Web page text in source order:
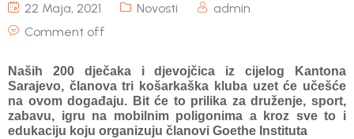
22 Maja, 2021 Novosti
admin
Comment off
Naših 200 dječaka i djevojčica iz cijelog Kantona
Sarajevo, članova tri košarkaška kluba uzet će učešće
na ovom događaju. Bit će to prilika za druženje, sport,
zabavu, igru na mobilnim poligonima a kroz sve to i
edukaciju koju organizuju članovi Goethe Instituta